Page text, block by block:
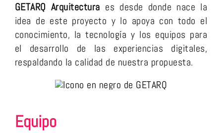
GETARQ Arquitectura es desde donde nace la
idea de este proyecto y lo apoya con todo el
conocimiento, la tecnología y los equipos para
el desarrollo de las experiencias digitales,
respaldando la calidad de nuestra propuesta.
Equipo